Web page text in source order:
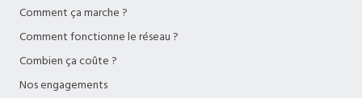
Comment ça marche ?
Comment fonctionne le réseau ?
Combien ça coûte ?
Nos engagements